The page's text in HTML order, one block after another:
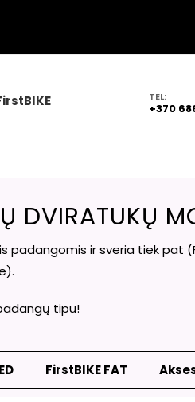
TEL:
+370
DVIRATUKŲ
ir sveria tiek pat
tipu!
FirstBIKE FAT